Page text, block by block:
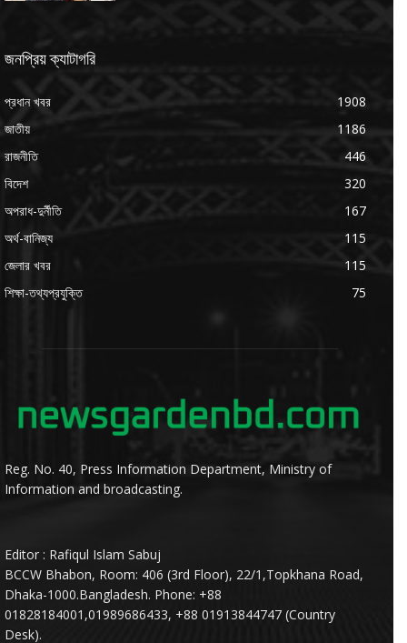
জনপ্রিয় ক্যাটাগরি
প্রধান খবর
1908
জাতীয়
1186
রাজনীতি
446
বিদেশ
320
অপরাধ-দুর্নীতি
167
অর্থ-বানিজ্য
115
জেলার খবর
115
শিক্ষা-তথ্যপ্রযুক্তি
75
Reg. No. 40, Press Information Department, Ministry of
Information and broadcasting.
Editor : Rafiqul Islam Sabuj
BCCW Bhabon, Room: 406 (3rd Floor), 22/1,Topkhana Road,
Dhaka-1000.Bangladesh. Phone: +88
01828184001,01989686433, +88 01913844747 (Country
Desk).